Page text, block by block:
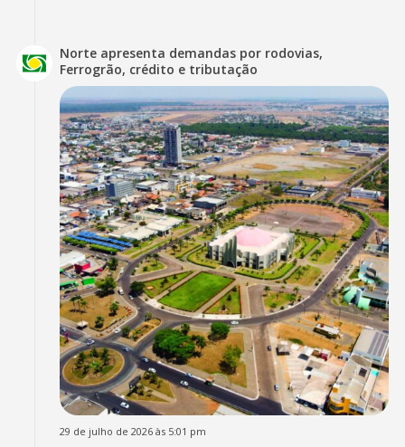
Norte apresenta demandas por rodovias,
Ferrogrão, crédito e tributação
29 de julho de 2026 às 5:01 pm